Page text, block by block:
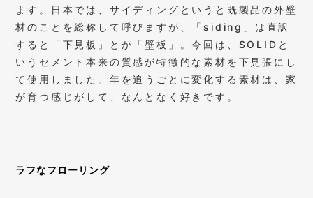
ます。日本では、サイディングというと既製品の外壁
材のことを総称して呼びますが、「siding」は直訳
すると「下見板」とか「壁板」。今回は、SOLIDと
いうセメント本来の質感が特徴的な素材を下見張にし
て使用しました。年を追うごとに変化する素材は、家
が育つ感じがして、なんとなく好きです。
ラフなフローリング